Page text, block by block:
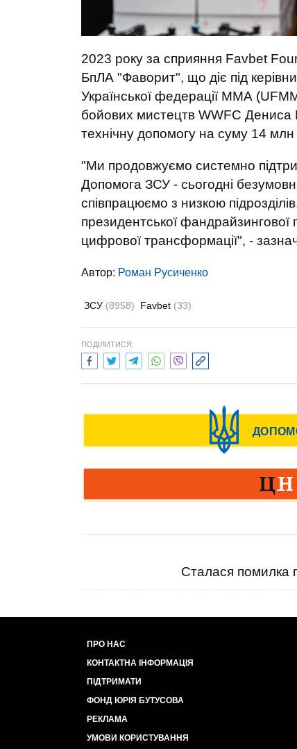
2023 року за сприяння Favbet
БпЛА "Фаворит", що діє під
Української федерації ММА
бойових мистецтв WWFC
технічну допомогу на суму 14 млн
"Ми продовжуємо системно
Допомога ЗСУ - сьогодні
співпрацюємо з низкою
президентської
цифрової трансформації", -
Автор: Роман Русиченко
ЗСУ (8958) Favbet (33)
ПОДІЛИТИСЯ:
Сталася помилка
ПРО НАС
КОНТАКТНА ІНФОРМАЦІЯ
ПІДТРИМАТИ
ФОНД ЮРІЯ БУТУСОВА
РЕКЛАМА
УМОВИ КОРИСТУВАННЯ